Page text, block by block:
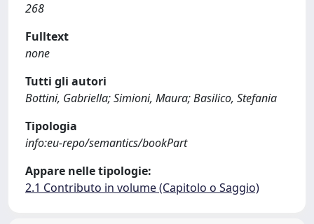
268
Fulltext
none
Tutti gli autori
Bottini, Gabriella; Simioni, Maura; Basilico, Stefania
Tipologia
info:eu-repo/semantics/bookPart
Appare nelle tipologie:
2.1 Contributo in volume (Capitolo o Saggio)